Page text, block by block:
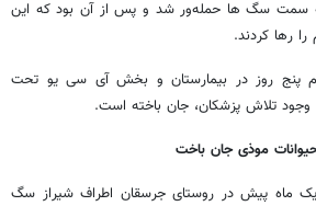
به سمت سگ ها حمله‌ور شد و پس از آن بود که این
رها کردند.
پنج روز در بیمارستان و بخش آی سی یو تحت
وجود تلاش پزشکان، جان باخته است.
موذی جان باخت
یک ماه پیش در روستای جرسقان اطراف شیراز سگ